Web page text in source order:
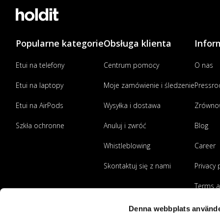
Denna webbplats
Popularne kategorie
Etui na telefony
Etui na laptopy
Etui na AirPods
Szkła ochronne
Obsługa klienta
Centrum pomocy
Moje zamówienie i śledzenie
Wysyłka i dostawa
Anuluj i zwróć
Whistleblowing
Skontaktuj się z nami
O nas
Blog
Career
Privacy
Terms
Zostań